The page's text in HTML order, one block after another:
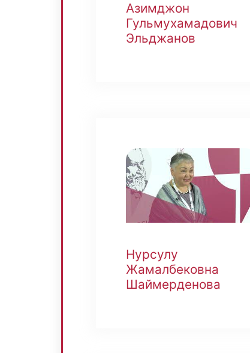
Азимджон
Гульмухамадович
Эльджанов
Нурсулу
Жамалбековна
Шаймерденова